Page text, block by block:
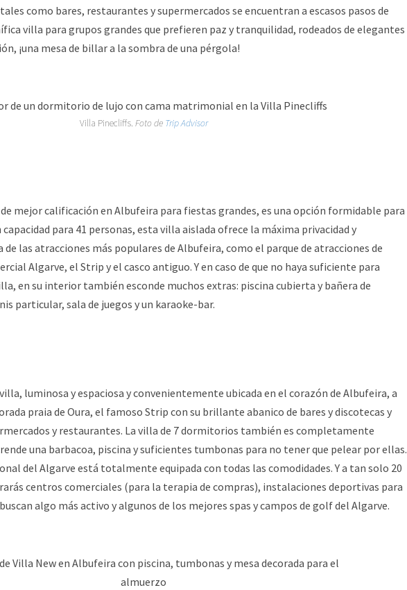
como bares, restaurantes y supermercados se encuentran a escasos pasos de
villa para grupos grandes que prefieren paz y tranquilidad, rodeados de elegantes
¡una mesa de billar a la sombra de una pérgola!
Villa Pinecliffs. Foto de Trip Advisor
mejor calificación en Albufeira para fiestas grandes, es una opción formidable para
para 41 personas, esta villa aislada ofrece la máxima privacidad y
de las atracciones más populares de Albufeira, como el parque de atracciones de
Algarve, el Strip y el casco antiguo. Y en caso de que no haya suficiente para
en su interior también esconde muchos extras: piscina cubierta y bañera de
particular, sala de juegos y un karaoke-bar.
luminosa y espaciosa y convenientemente ubicada en el corazón de Albufeira, a
praia de Oura, el famoso Strip con su brillante abanico de bares y discotecas y
y restaurantes. La villa de 7 dormitorios también es completamente
una barbacoa, piscina y suficientes tumbonas para no tener que pelear por ellas.
del Algarve está totalmente equipada con todas las comodidades. Y a tan solo 20
centros comerciales (para la terapia de compras), instalaciones deportivas para
algo más activo y algunos de los mejores spas y campos de golf del Algarve.